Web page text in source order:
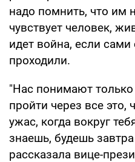
надо помнить, что им
чувствует человек,
идет война, если сами
проходили.
"Нас понимают
пройти через все это,
ужас, когда вокруг
знаешь, будешь
рассказала вице-